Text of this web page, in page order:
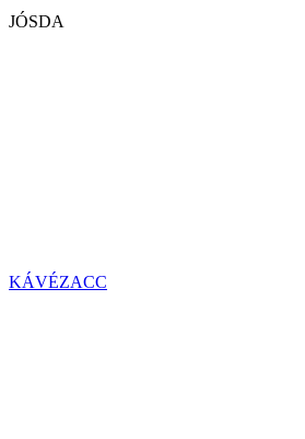
JÓSDA
KÁVÉZACC